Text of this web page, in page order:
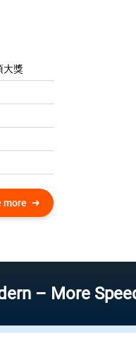
大獎
more
Speed –